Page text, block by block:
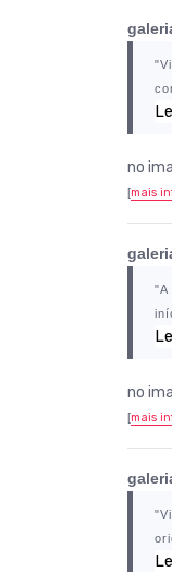
"
no
[mais
"A
no
[mais
"